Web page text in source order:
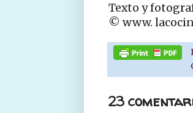
Texto y
© www.
23